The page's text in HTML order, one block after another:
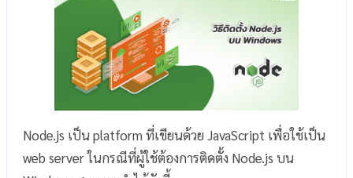
Node.js เป็น platform ที่เขียนด้วย JavaScript เพื่อใช้เป็น
web server ในกรณีที่ผู้ใช้ต้องการติดตั้ง Node.js บน